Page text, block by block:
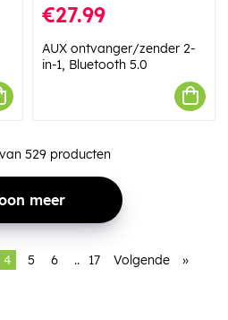
€27.99
AUX ontvanger/zender 2-
in-1, Bluetooth 5.0
van 529 producten
meer
4 5 6 .. 17 Volgende »